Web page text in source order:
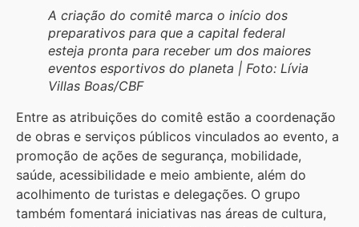
A criação do comitê marca o início dos
preparativos para que a capital federal
esteja pronta para receber um dos maiores
eventos esportivos do planeta | Foto: Lívia
Villas Boas/CBF
Entre as atribuições do comitê estão a coordenação
de obras e serviços públicos vinculados ao evento, a
promoção de ações de segurança, mobilidade,
saúde, acessibilidade e meio ambiente, além do
acolhimento de turistas e delegações. O grupo
também fomentará iniciativas nas áreas de cultura,